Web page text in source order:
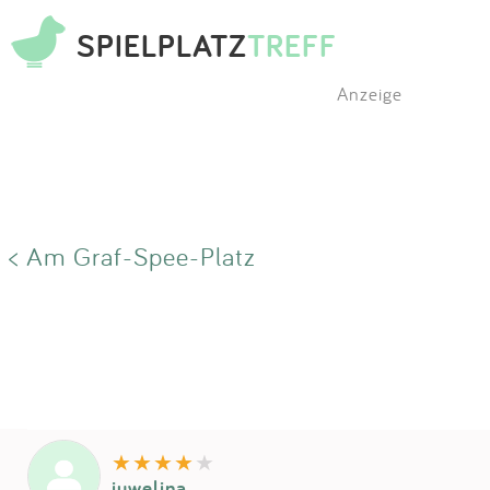
SPIELPLATZTREFF
Anzeige
< Am Graf-Spee-Platz